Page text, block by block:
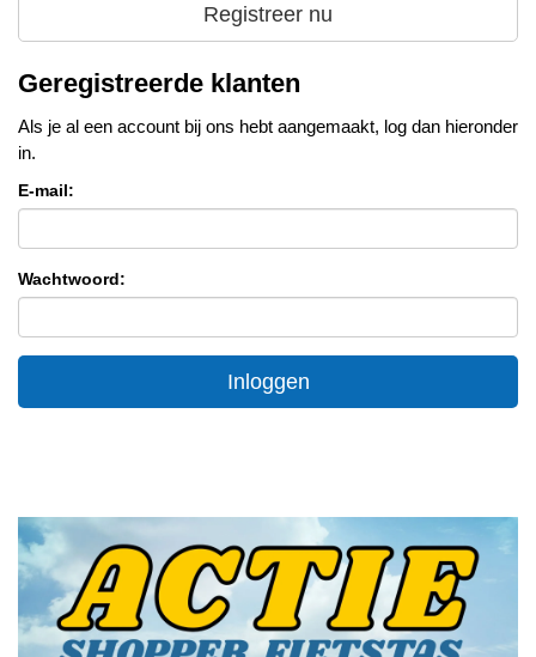
Registreer nu
Geregistreerde klanten
Als je al een account bij ons hebt aangemaakt, log dan hieronder
in.
E-mail:
Wachtwoord:
Inloggen